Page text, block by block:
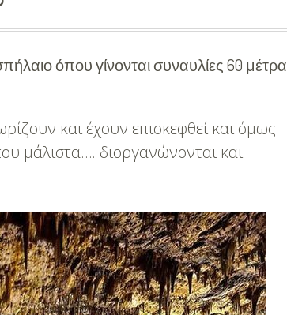
όπου γίνονται συναυλίες 60 μέτρα
και έχουν επισκεφθεί και όμως
μάλιστα…. διοργανώνονται και